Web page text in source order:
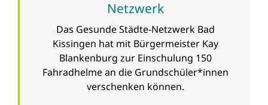
Netzwerk
Das Gesunde Städte-Netzwerk Bad
Kissingen hat mit Bürgermeister Kay
Blankenburg zur Einschulung 150
Fahradhelme an die Grundschüler*innen
verschenken können.